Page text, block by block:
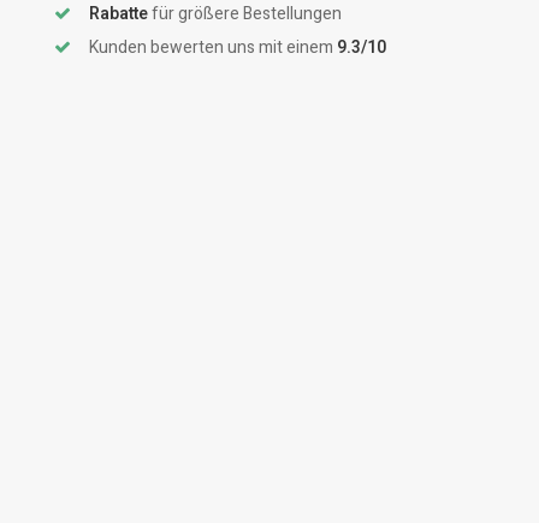
Rabattefür größere Bestellungen
Kunden bewerten uns mit einem 9.3/10